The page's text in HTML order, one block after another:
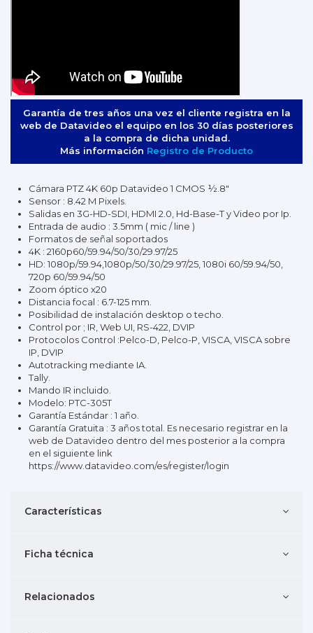
Garantía de tres años una vez el cliente registra en la
web de Datavideo el equipo en los 30 días posteriores
a la compra de dicha unidad.
Más información Registro de Producto
Cámara PTZ 4K 60p Datavideo 1 CMOS ½.8"
Sensor : 8.42 M Pixels.
Salidas en 3G-HD-SDI, HDMI 2.0, Hd-Base-T y Video por Ip.
Entrada de audio : 3.5mm ( mic / line )
Formatos de señal soportados
4K : 2160p60/59.94/50/30/29.97/25
HD: 1080p/59.94,1080p/50/30/29.97/25, 1080i 60/59.94/50,
720p 60/59.94/50
Zoom óptico x20
Distancia focal : 6.7-125 mm.
Posibilidad de instalación desktop o techo.
Control por ; IR, Web UI, RS-422, DVIP
Protocolos Control :Pelco-D, Pelco-P, VISCA, VISCA sobre
IP, DVIP
Autotracking mediante IA.
Tally.
Mando IR incluido.
Modelo: PTC-305T
Garantía Estándar : 1 año.
Garantía Gratuita : 3 años total. Es necesario registrar en la
web de Datavideo dentro del mes posterior a la compra
en el siguiente link
https://www.datavideo.com/es/register/login
Características
Ficha técnica
Relacionados